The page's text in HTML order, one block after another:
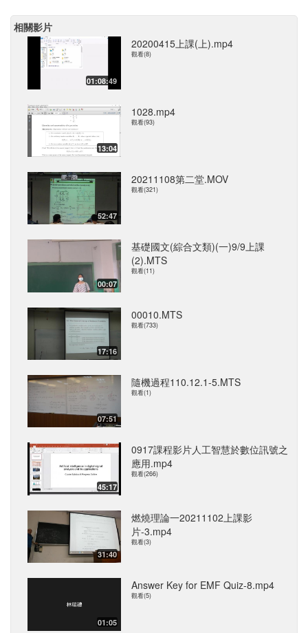
相關影片
01:08:49
20200415上課(上).mp4
觀看(8)
13:04
1028.mp4
觀看(93)
52:47
20211108第二堂.MOV
觀看(321)
00:07
基礎國文(綜合文類)(一)9/9上課
(2).MTS
觀看(11)
17:16
00010.MTS
觀看(733)
07:51
隨機過程110.12.1-5.MTS
觀看(1)
45:17
0917課程影片人工智慧於數位訊號之
應用.mp4
觀看(266)
31:40
燃燒理論一20211102上課影
片-3.mp4
觀看(3)
01:05
Answer Key for EMF Quiz-8.mp4
觀看(5)